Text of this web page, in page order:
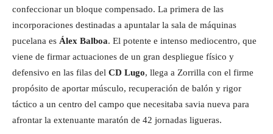
confeccionar un bloque compensado. La primera de las
incorporaciones destinadas a apuntalar la sala de máquinas
pucelana es Álex Balboa. El potente e intenso mediocentro, que
viene de firmar actuaciones de un gran despliegue físico y
defensivo en las filas del CD Lugo, llega a Zorrilla con el firme
propósito de aportar músculo, recuperación de balón y rigor
táctico a un centro del campo que necesitaba savia nueva para
afrontar la extenuante maratón de 42 jornadas ligueras.